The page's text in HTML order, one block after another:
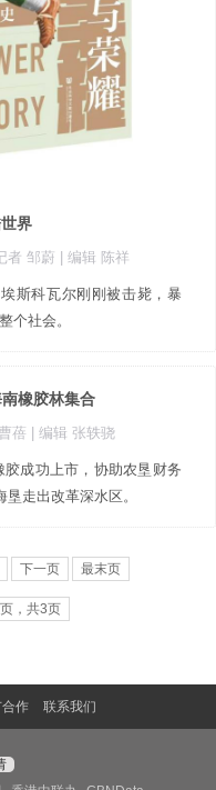
界
者 邹蔚 | 编辑 陈祥
斯科瓦尔刚刚被击毙，暴
个社会。
橡胶林集合
蓓 | 编辑 张轶骁
成功上市，协助农垦财务
走出改革深水区。
下一页 最末页
，共3页
作 联系我们